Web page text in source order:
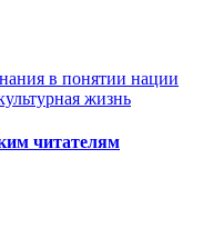
жизнь
читателям